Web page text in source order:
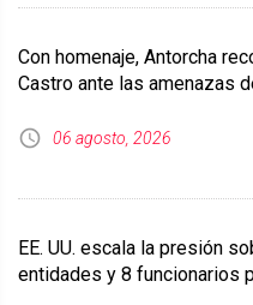
Con homenaje, Antorcha
Castro ante las amenazas
06 agosto, 2026
EE. UU. escala la presión
entidades y 8 funcionarios